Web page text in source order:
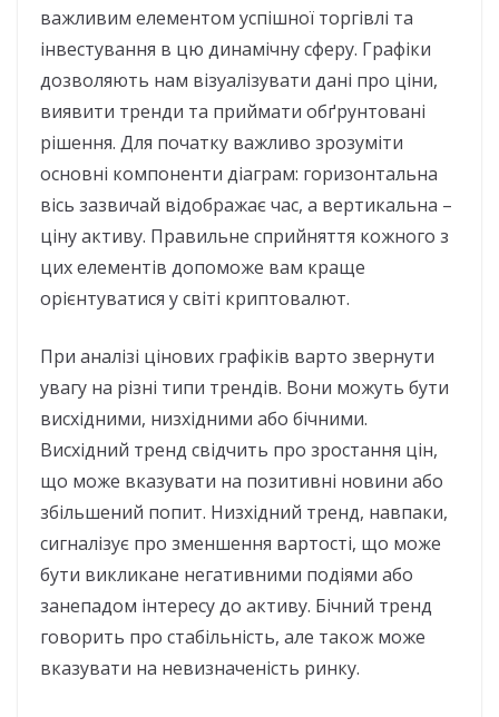
важливим елементом успішної торгівлі та
інвестування в цю динамічну сферу. Графіки
дозволяють нам візуалізувати дані про ціни,
виявити тренди та приймати обґрунтовані
рішення. Для початку важливо зрозуміти
основні компоненти діаграм: горизонтальна
вісь зазвичай відображає час, а вертикальна –
ціну активу. Правильне сприйняття кожного з
цих елементів допоможе вам краще
орієнтуватися у світі криптовалют.
При аналізі цінових графіків варто звернути
увагу на різні типи трендів. Вони можуть бути
висхідними, низхідними або бічними.
Висхідний тренд свідчить про зростання цін,
що може вказувати на позитивні новини або
збільшений попит. Низхідний тренд, навпаки,
сигналізує про зменшення вартості, що може
бути викликане негативними подіями або
занепадом інтересу до активу. Бічний тренд
говорить про стабільність, але також може
вказувати на невизначеність ринку.